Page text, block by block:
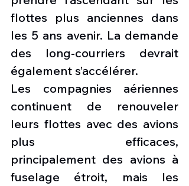
flottes plus anciennes dans
les 5 ans avenir. La demande
des long-courriers devrait
également s’accélérer.
Les compagnies aériennes
continuent de renouveler
leurs flottes avec des avions
plus efficaces,
principalement des avions à
fuselage étroit, mais les